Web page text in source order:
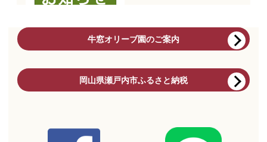
牛窓オリーブ園のご案内
岡山県瀬戸内市ふるさと納税